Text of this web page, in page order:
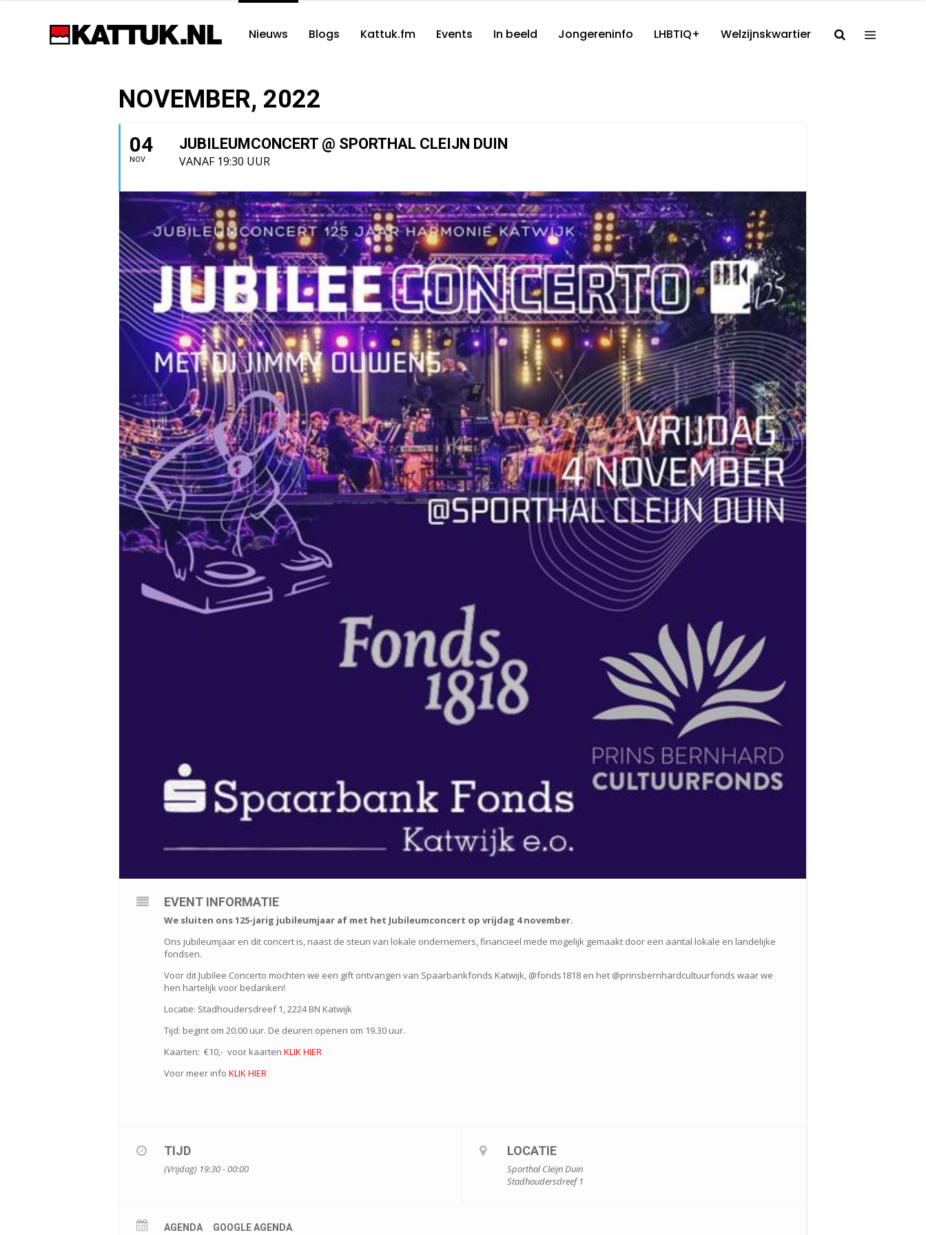
Nieuws Blogs Kattuk.fm Events In beeld Jongereninfo LHBTIQ+ Welzijnskwartier
NOVEMBER, 2022
04
NOV
JUBILEUMCONCERT @ SPORTHAL CLEIJN DUIN
VANAF 19:30 UUR
EVENT INFORMATIE
We sluiten ons 125-jarig jubileumjaar af met het Jubileumconcert op vrijdag 4 november.
Ons jubileumjaar en dit concert is, naast de steun van lokale ondernemers, financieel mede mogelijk gemaakt door een aantal lokale en landelijke
fondsen.
Voor dit Jubilee Concerto mochten we een gift ontvangen van Spaarbankfonds Katwijk, @fonds1818 en het @prinsbernhardcultuurfonds waar we
hen hartelijk voor bedanken!
Locatie: Stadhoudersdreef 1, 2224 BN Katwijk
Tijd: begint om 20.00 uur. De deuren openen om 19.30 uur.
Kaarten: €10,- voor kaarten KLIK HIER
Voor meer info KLIK HIER
TIJD
(Vrijdag) 19:30 - 00:00
LOCATIE
Sporthal Cleijn Duin
Stadhoudersdreef 1
AGENDA GOOGLE AGENDA